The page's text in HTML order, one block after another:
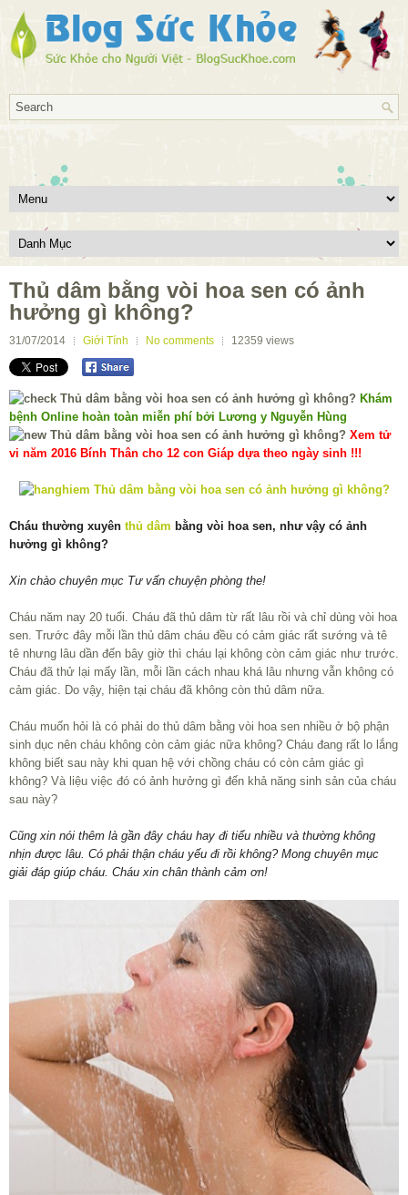
Thủ dâm bằng vòi hoa sen có ảnh
hưởng gì không?
31/07/2014 Giới Tính No comments 12359 views
Khám
bệnh Online hoàn toàn miễn phí bởi Lương y Nguyễn Hùng
Xem tử
vi năm 2016 Bính Thân cho 12 con Giáp dựa theo ngày sinh !!!
Cháu thường xuyên thủ dâm bằng vòi hoa sen, như vậy có ảnh
hưởng gì không?
Xin chào chuyên mục Tư vấn chuyện phòng the!
Cháu năm nay 20 tuổi. Cháu đã thủ dâm từ rất lâu rồi và chỉ dùng vòi hoa
sen. Trước đây mỗi lần thủ dâm cháu đều có cảm giác rất sướng và tê
tê nhưng lâu dần đến bây giờ thì cháu lại không còn cảm giác như trước.
Cháu đã thử lại mấy lần, mỗi lần cách nhau khá lâu nhưng vẫn không có
cảm giác. Do vậy, hiện tại cháu đã không còn thủ dâm nữa.
Cháu muốn hỏi là có phải do thủ dâm bằng vòi hoa sen nhiều ở bộ phận
sinh dục nên cháu không còn cảm giác nữa không? Cháu đang rất lo lắng
không biết sau này khi quan hệ với chồng cháu có còn cảm giác gì
không? Và liệu việc đó có ảnh hưởng gì đến khả năng sinh sản của cháu
sau này?
Cũng xin nói thêm là gần đây cháu hay đi tiểu nhiều và thường không
nhịn được lâu. Có phải thận cháu yếu đi rồi không? Mong chuyên mục
giải đáp giúp cháu. Cháu xin chân thành cảm ơn!